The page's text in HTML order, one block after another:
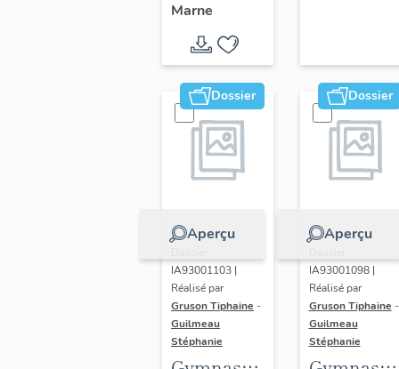
Marne
Dossier
Aperçu
IA93001103 |
Réalisé par
Gruson Tiphaine -
Guilmeau
Stéphanie
Dossier
Aperçu
IA93001098 |
Réalisé par
Gruson Tiphaine -
Guilmeau
Stéphanie